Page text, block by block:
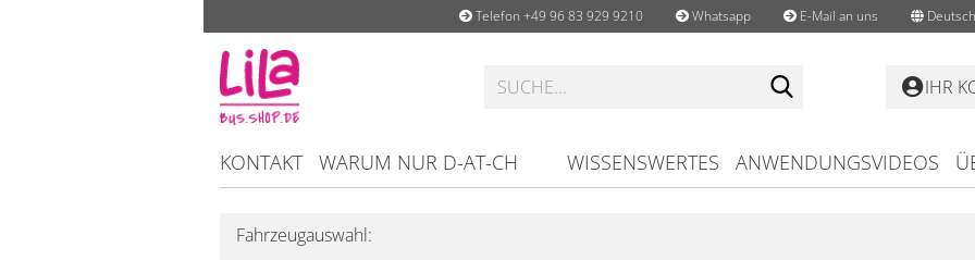
Telefon +49 96 83 929 9210 Whatsapp E-Mail an uns
IHR
KONTAKT WARUM NUR D-AT-CH WISSENSWERTES ANWENDUNGSVIDEOS
Fahrzeugauswahl: